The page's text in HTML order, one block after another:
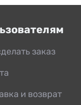
заказ
и возврат